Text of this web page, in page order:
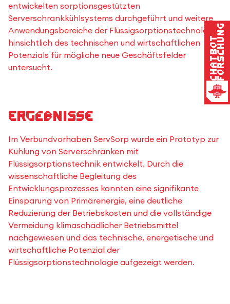
entwickelten sorptionsgestützten
Serverschrankkühlsystems durchgeführt und weitere
Anwendungsbereiche der Flüssigsorptionstechnologie
hinsichtlich des technischen und wirtschaftlichen
Potenzials für mögliche neue Geschäftsfelder
untersucht.
Ergebnisse
Im Verbundvorhaben ServSorp wurde ein Prototyp zur
Kühlung von Serverschränken mit
Flüssigsorptionstechnik entwickelt. Durch die
wissenschaftliche Begleitung des
Entwicklungsprozesses konnten eine signifikante
Einsparung von Primärenergie, eine deutliche
Reduzierung der Betriebskosten und die vollständige
Vermeidung klimaschädlicher Betriebsmittel
nachgewiesen und das technische, energetische und
wirtschaftliche Potenzial der
Flüssigsorptionstechnologie aufgezeigt werden.
ChatbotForschung